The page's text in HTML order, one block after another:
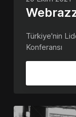
Türkiye'nin
Konferansı